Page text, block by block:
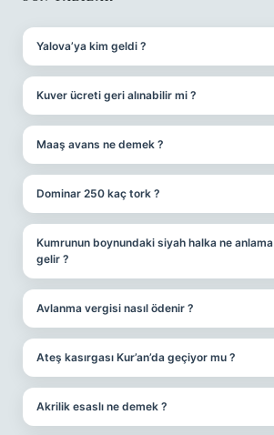
Yalova’ya kim geldi ?
Kuver ücreti geri alınabilir mi ?
Maaş avans ne demek ?
Dominar 250 kaç tork ?
Kumrunun boynundaki siyah halka ne anlama
gelir ?
Avlanma vergisi nasıl ödenir ?
Ateş kasırgası Kur’an’da geçiyor mu ?
Akrilik esaslı ne demek ?